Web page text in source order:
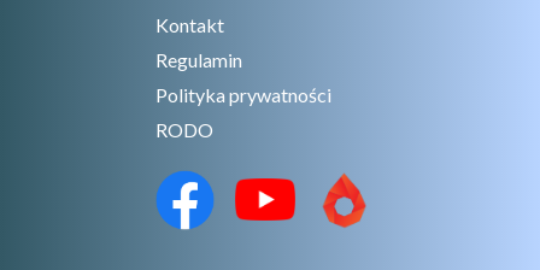
Kontakt
Regulamin
Polityka prywatności
RODO